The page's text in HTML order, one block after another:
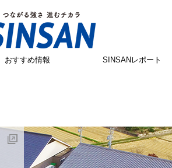
おすすめ情報 SINSANレポート